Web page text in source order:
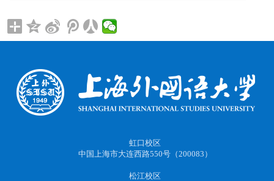
虹口校区
中国上海市大连西路550号（200083）
松江校区